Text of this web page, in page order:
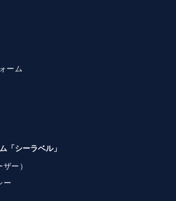
ーム
「シーラベル」
ー）
ー